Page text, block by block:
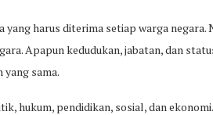
harus diterima setiap warga negara.
Apapun kedudukan, jabatan, dan
sama.
hukum, pendidikan, sosial, dan ekonomi.